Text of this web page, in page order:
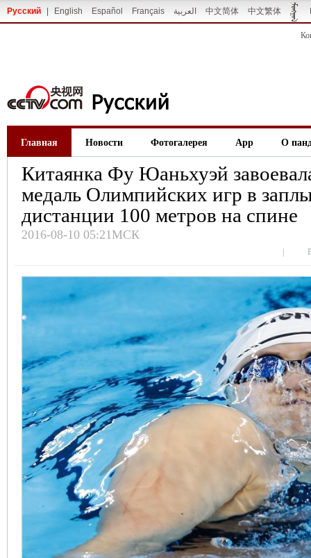
Русский English Español Français العربية 中文简体 中文繁体
Главная Новости Фотогалерея App О
Китаянка Фу Юаньхуэй
медаль Олимпийских игр в
дистанции 100 метров на спине
2016-08-10 05:21МСК